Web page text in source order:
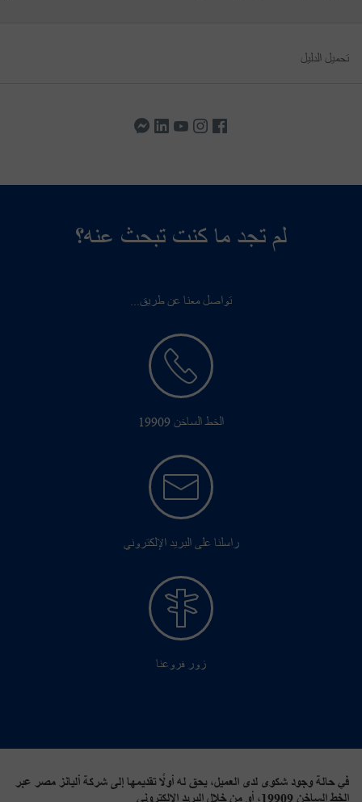
تحميل الدليل
لم تجد ما كنت تبحث عنه؟
تواصل معنا عن طريق...
الخط الساخن 19909
راسلنا على البريد الإلكتروني
زور فروعنا
في حالة وجود شكوى لدى العميل، يحق له أولًا تقديمها إلى شركة أليانز مصر عبر
الخط الساخن 19909، أو من خلال البريد الإلكتروني